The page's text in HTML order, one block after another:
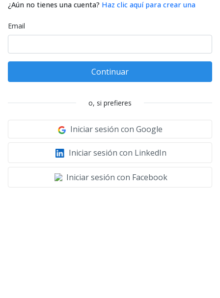
¿Aún no tienes una cuenta? Haz clic aquí para crear una
Email
Continuar
o, si prefieres
Iniciar sesión con Google
Iniciar sesión con LinkedIn
Iniciar sesión con Facebook